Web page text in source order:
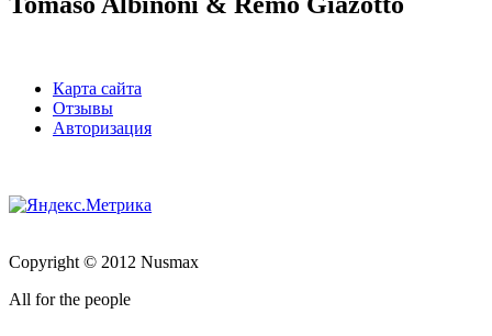
Карта сайта
Отзывы
Авторизация
Copyright © 2012 Nusmax
All for the people